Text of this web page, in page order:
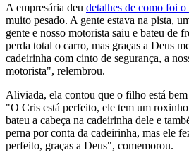
A empresária deu detalhes de como foi o
muito pesado. A gente estava na pista,
gente e nosso motorista saiu e bateu de
perda total o carro, mas graças a Deus
cadeirinha com cinto de segurança, a
motorista", relembrou.
Aliviada, ela contou que o filho está
"O Cris está perfeito, ele tem um
bateu a cabeça na cadeirinha dele e
perna por conta da cadeirinha, mas ele
perfeito, graças a Deus", comemorou.